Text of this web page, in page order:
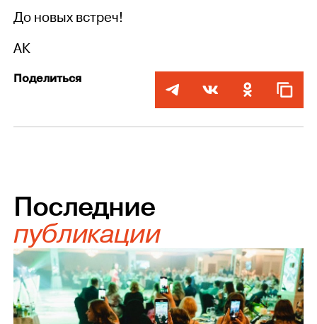
До новых встреч!
АК
Поделиться
Последние
публикации